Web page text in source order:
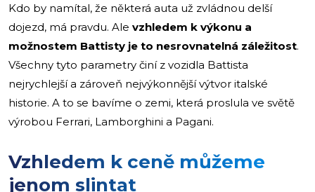
Kdo by namítal, že některá auta už zvládnou delší
dojezd, má pravdu. Ale vzhledem k výkonu a
možnostem Battisty je to nesrovnatelná záležitost.
Všechny tyto parametry činí z vozidla Battista
nejrychlejší a zároveň nejvýkonnější výtvor italské
historie. A to se bavíme o zemi, která proslula ve světě
výrobou Ferrari, Lamborghini a Pagani.
Vzhledem k ceně můžeme
jenom slintat